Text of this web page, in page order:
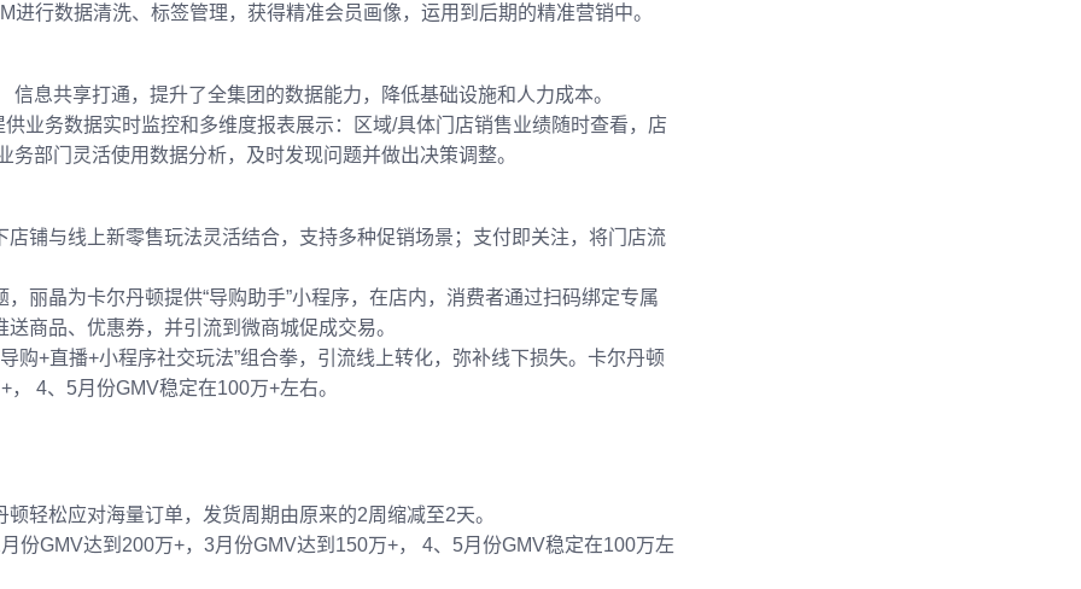
行数据清洗、标签管理，获得精准会员画像，运用到后期的精准营销中。
息共享打通，提升了全集团的数据能力，降低基础设施和人力成本。
业务数据实时监控和多维度报表展示：区域/具体门店销售业绩随时查看，店
部门灵活使用数据分析，及时发现问题并做出决策调整。
铺与线上新零售玩法灵活结合，支持多种促销场景；支付即关注，将门店流
丽晶为卡尔丹顿提供“导购助手”小程序，在店内，消费者通过扫码绑定专属
商品、优惠券，并引流到微商城促成交易。
购+直播+小程序社交玩法”组合拳，引流线上转化，弥补线下损失。卡尔丹顿
4、5月份GMV稳定在100万+左右。
轻松应对海量订单，发货周期由原来的2周缩减至2天。
份GMV达到200万+，3月份GMV达到150万+， 4、5月份GMV稳定在100万左